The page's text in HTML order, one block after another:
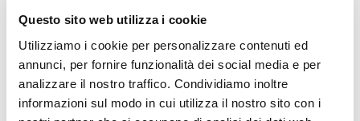
Questo sito web utilizza i cookie
Utilizziamo i cookie per personalizzare contenuti ed
annunci, per fornire funzionalità dei social media e per
analizzare il nostro traffico. Condividiamo inoltre
informazioni sul modo in cui utilizza il nostro sito con i